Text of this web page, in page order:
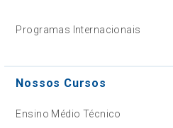
Programas Internacionais
Nossos Cursos
Ensino Médio Técnico